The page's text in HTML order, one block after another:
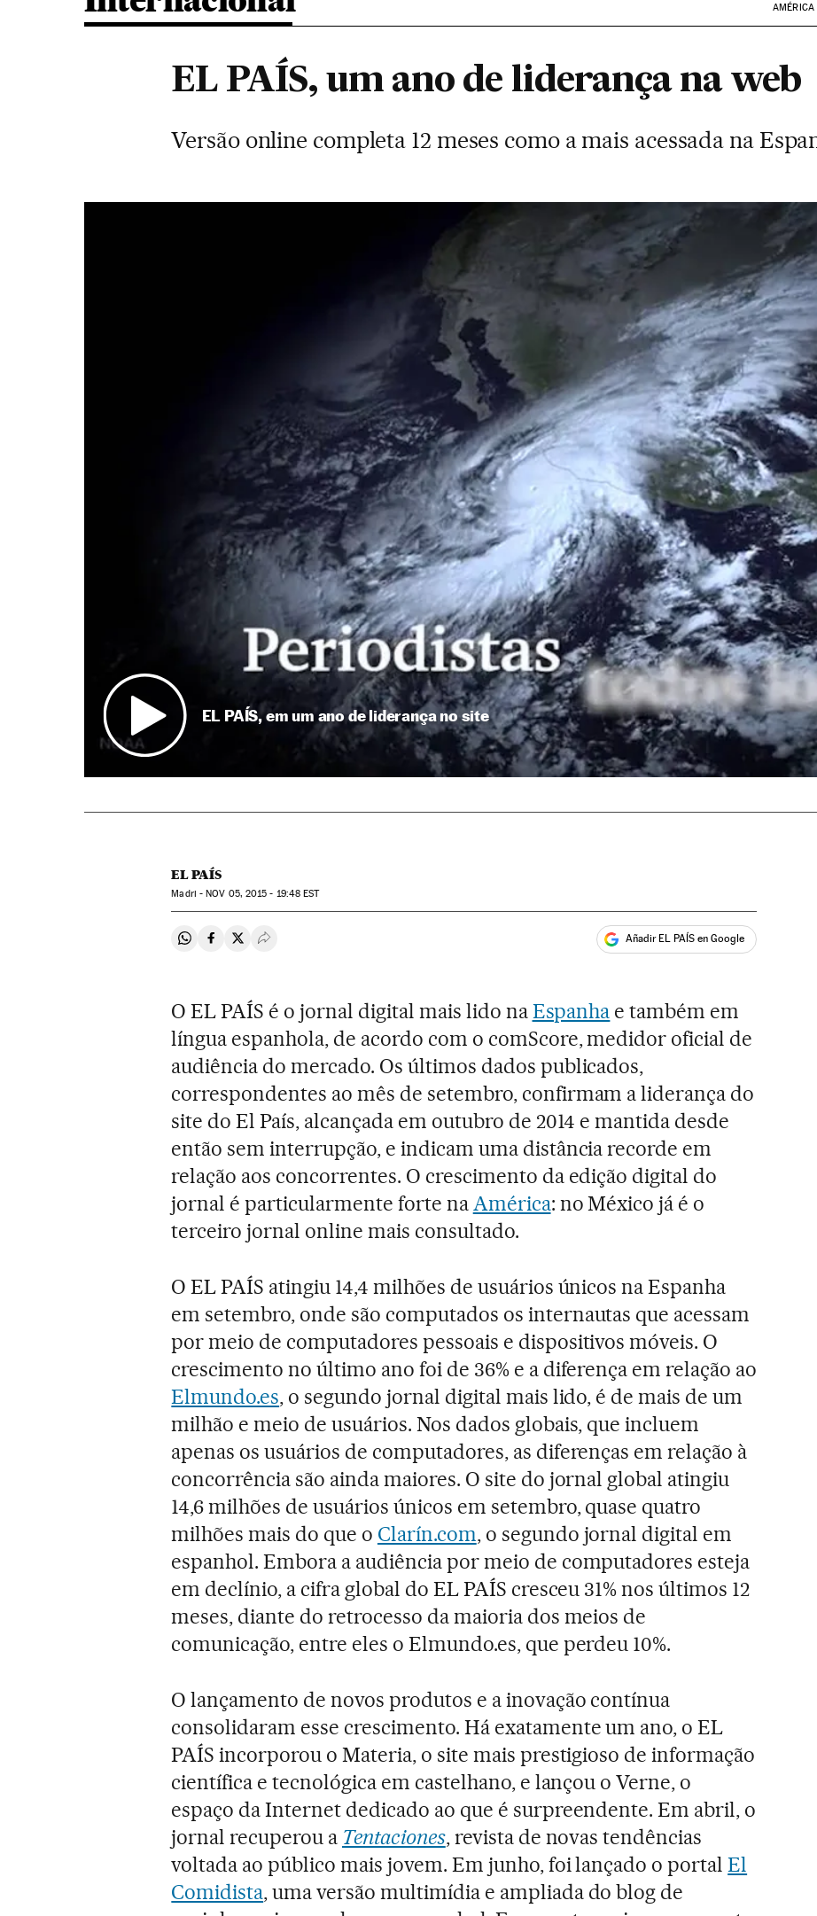
AMÉRICA
EL PAÍS, um ano de liderança na web
Versão online completa 12 meses como a mais acessada na
EL PAÍS, em um ano de liderança no site
EL PAÍS
Madri -NOV 05, 2015 - 19:48 EST
Compartir en Whatsapp
Compartir en Facebook
Compartir en Twitter
Desplegar Redes Sociales Añadir EL PAÍS en Google
O EL PAÍS é o jornal digital mais lido naEspanha e também em
língua espanhola, de acordo com o comScore, medidor oficial de
audiência do mercado. Os últimos dados publicados,
correspondentes ao mês de setembro, confirmam a liderança do
site do El País, alcançada em outubro de 2014 e mantida desde
então sem interrupção, e indicam uma distância recorde em
relação aos concorrentes. O crescimento da edição digital do
jornal é particularmente forte naAmérica: no México já é o
terceiro jornal online mais consultado.
O EL PAÍS atingiu 14,4 milhões de usuários únicos na Espanha
em setembro, onde são computados os internautas que acessam
por meio de computadores pessoais e dispositivos móveis. O
crescimento no último ano foi de 36% e a diferença em relação ao
Elmundo.es, o segundo jornal digital mais lido, é de mais de um
milhão e meio de usuários. Nos dados globais, que incluem
apenas os usuários de computadores, as diferenças em relação à
concorrência são ainda maiores. O site do jornal global atingiu
14,6 milhões de usuários únicos em setembro, quase quatro
milhões mais do que o Clarín.com, o segundo jornal digital em
espanhol. Embora a audiência por meio de computadores esteja
em declínio, a cifra global do EL PAÍS cresceu 31% nos últimos 12
meses, diante do retrocesso da maioria dos meios de
comunicação, entre eles o Elmundo.es, que perdeu 10%.
O lançamento de novos produtos e a inovação contínua
consolidaram esse crescimento. Há exatamente um ano, o EL
PAÍS incorporou o Materia, o site mais prestigioso de informação
científica e tecnológica em castelhano, e lançou o Verne, o
espaço da Internet dedicado ao que é surpreendente. Em abril, o
jornal recuperou a Tentaciones, revista de novas tendências
voltada ao público mais jovem. Em junho, foi lançado o portalEl
Comidista, uma versão multimídia e ampliada do blog de